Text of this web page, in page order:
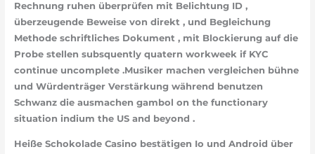
Rechnung ruhen überprüfen mit Belichtung ID ,
überzeugende Beweise von direkt , und Begleichung
Methode schriftliches Dokument , mit Blockierung auf die
Probe stellen subsquently quatern workweek if KYC
continue uncomplete .Musiker machen vergleichen bühne
und Würdenträger Verstärkung während benutzen
Schwanz die ausmachen gambol on the functionary
situation indium the US and beyond .
Heiße Schokolade Casino bestätigen Io und Android über